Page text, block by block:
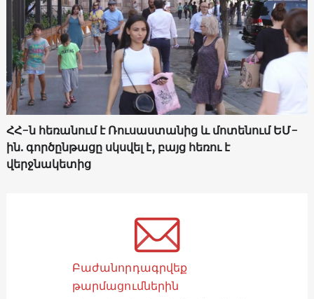
ՀՀ-ն հեռանում է Ռուսաստանից և մոտենում ԵՄ-
ին. գործընթացը սկսվել է, բայց հեռու է
վերջնակետից
Բաժանորդագրվեք
թարմացումներին